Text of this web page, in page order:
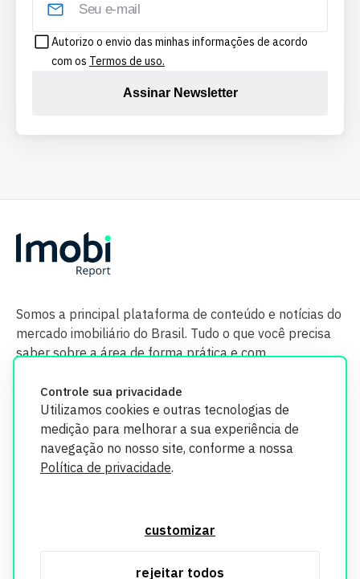
Controle sua privacidade
Utilizamos cookies e outras tecnologias de
medição para melhorar a sua experiência de
navegação no nosso site, conforme a nossa
Política de privacidade.
customizar
rejeitar todos
Autorizo o envio das minhas informações de acordo
com os Termos de uso.
Assinar Newsletter
Somos a principal plataforma de conteúdo e notícias do
mercado imobiliário do Brasil. Tudo o que você precisa
saber sobre a área de forma prática e com
segurança. Todos os dados coletados em nosso site são
utilizados exclusivamente para fins de aprimoramento de
informações, consulte nossa Política de Privacidade.